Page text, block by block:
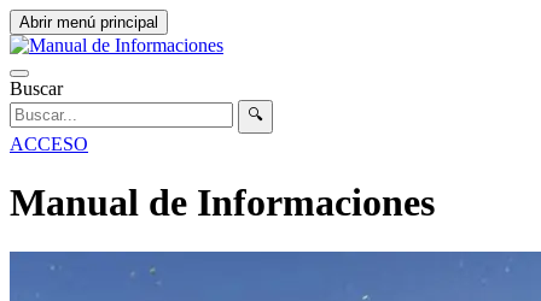
Abrir menú principal
Buscar
🔍
ACCESO
Manual de Informaciones